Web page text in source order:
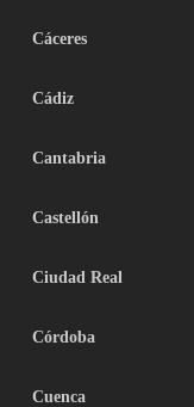
Cáceres
Cádiz
Cantabria
Castellón
Ciudad Real
Córdoba
Cuenca